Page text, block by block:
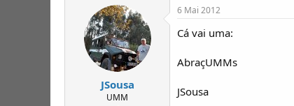
JSousa
UMM
6 Mai 2012
Cá vai uma:
AbraçUMMs
JSousa